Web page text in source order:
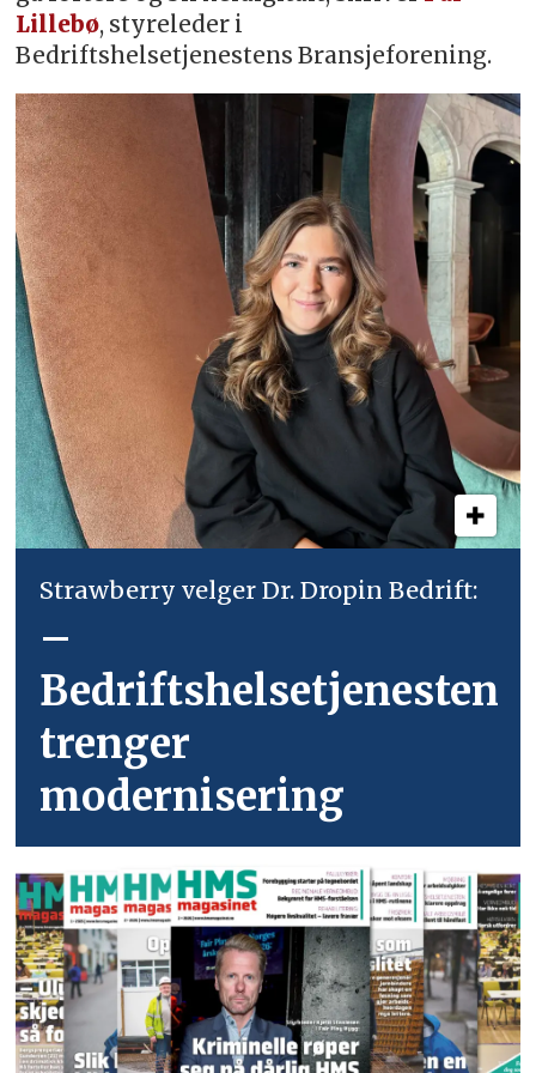
Lillebø, styreleder i
Bedriftshelsetjenestens Bransjeforening.
Strawberry velger Dr. Dropin Bedrift:
–
Bedriftshelsetjenesten
trenger
modernisering